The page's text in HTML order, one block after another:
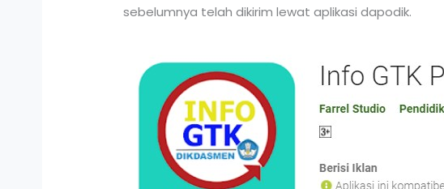
sebelumnya telah dikirim lewat aplikasi dapodik.